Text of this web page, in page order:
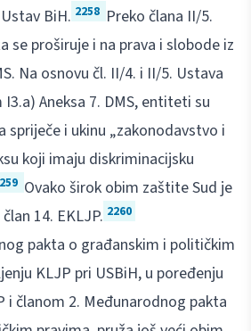
BiH. 2258 Preko člana II/5.
se proširuje i na prava i slobode iz
Na osnovu čl. II/4. i II/5. Ustava
Aneksa 7. DMS, entiteti su
spriječe i ukinu „zakonodavstvo i
koji imaju diskriminacijsku
Ovako širok obim zaštite Sud je
14. EKLJP. 2260
pakta o građanskim i političkim
KLJP pri USBiH, u poređenju
i članom 2. Međunarodnog pakta